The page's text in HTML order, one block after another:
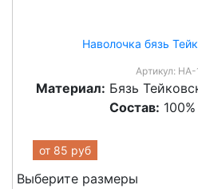
Наволочка бязь
Артикул: НА-
Материал: Бязь
Состав:
от 85 руб
Выберите размеры